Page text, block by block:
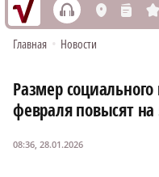
h L n s
Главная • Новости
Размер
февраля повысят на
08:36, 28.01.2026